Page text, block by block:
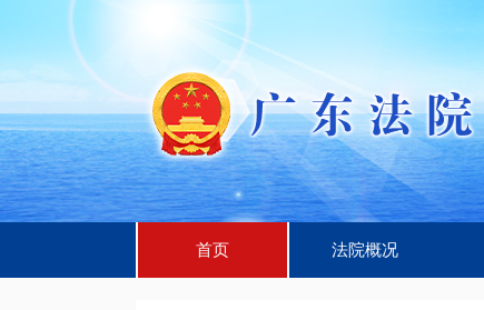
首页 法院概况